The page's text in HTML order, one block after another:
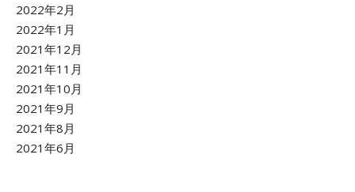
2022年2月
2022年1月
2021年12月
2021年11月
2021年10月
2021年9月
2021年8月
2021年6月